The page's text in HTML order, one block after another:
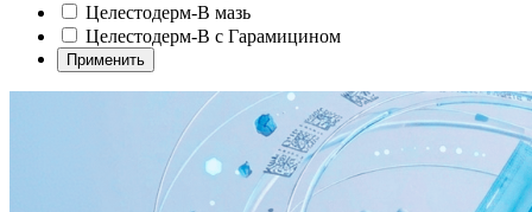
Целестодерм-В мазь
Целестодерм-В с Гарамицином
Применить